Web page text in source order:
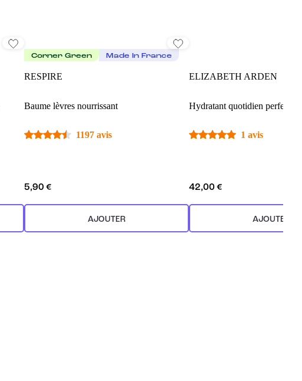
Corner Green Made In France
RESPIRE
Baume lèvres nourrissant
1197 avis
5,90 €
AJOUTER
ELIZABETH ARDEN
Hydratant quotidien
1 avis
42,00 €
AJOUTER